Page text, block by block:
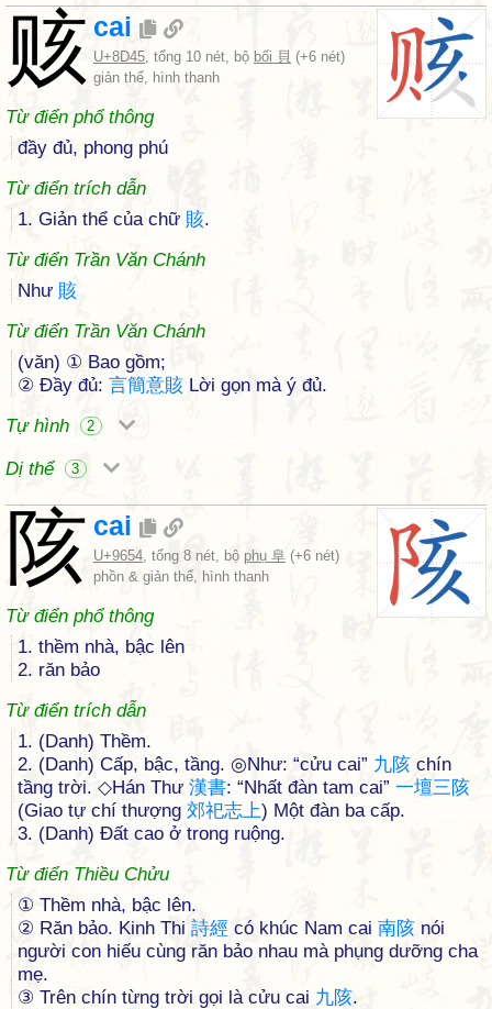
赅 cai
U+8D45, tổng 10 nét, bộ bối 貝 (+6 nét)
giản thể, hình thanh
Từ điển phổ thông
đầy đủ, phong phú
Từ điển trích dẫn
1. Giản thể của chữ 賅.
Từ điển Trần Văn Chánh
Như 賅
Từ điển Trần Văn Chánh
(văn) ① Bao gồm;
② Đầy đủ: 言簡意賅 Lời gọn mà ý đủ.
Tự hình
2
Dị thể 3
陔 cai
U+9654, tổng 8 nét, bộ phụ 阜 (+6 nét)
phồn & giản thể, hình thanh
Từ điển phổ thông
1. thềm nhà, bậc lên
2. răn bảo
Từ điển trích dẫn
1. (Danh) Thềm.
2. (Danh) Cấp, bậc, tầng. ◎Như: “cửu cai” 九陔 chín
tầng trời. ◇Hán Thư 漢書: “Nhất đàn tam cai” 一壇三陔
(Giao tự chí thượng 郊祀志上) Một đàn ba cấp.
3. (Danh) Đất cao ở trong ruộng.
Từ điển Thiều Chửu
① Thềm nhà, bậc lên.
② Răn bảo. Kinh Thi 詩經 có khúc Nam cai 南陔 nói
người con hiếu cùng răn bảo nhau mà phụng dưỡng cha
mẹ.
③ Trên chín từng trời gọi là cửu cai 九陔.